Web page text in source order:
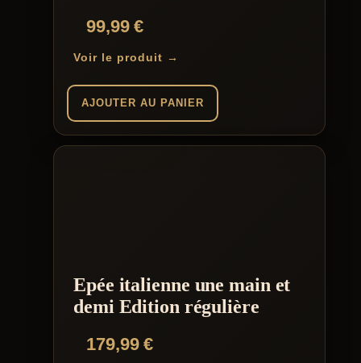
99,99€
Voir le produit →
AJOUTER AU PANIER
Epée italienne une main et
demi Edition régulière
179,99€